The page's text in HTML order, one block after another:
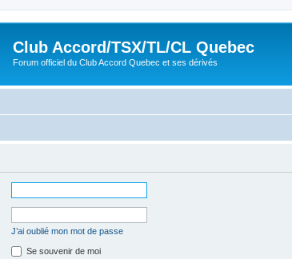
Club Accord/TSX/TL/CL Quebec
Forum officiel du Club Accord Quebec et ses dérivés
J’ai oublié mon mot de passe
Se souvenir de moi